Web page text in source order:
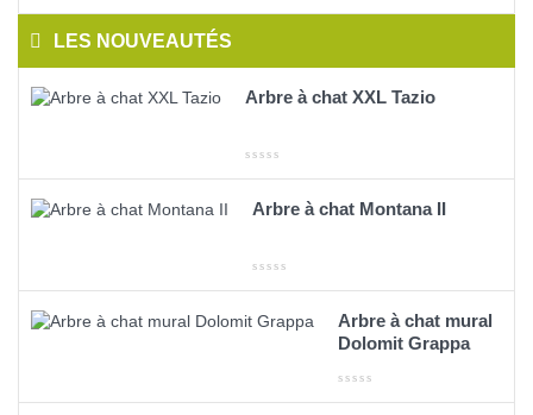
LES NOUVEAUTÉS
Arbre à chat XXL Tazio
Arbre à chat Montana II
Arbre à chat mural
Dolomit Grappa